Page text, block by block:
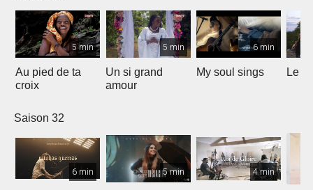
5 min
Au pied de ta
croix
5 min
Un si grand
amour
6 min
My soul sings Le
Saison 32
6 min 5 min 4 min